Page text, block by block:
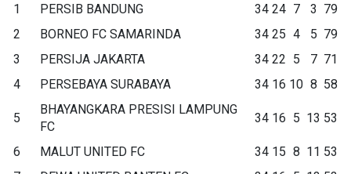
1
PERSIB BANDUNG 34 24 7 3 79
2
BORNEO FC SAMARINDA 34 25 4 5 79
3
PERSIJA JAKARTA 34 22 5 7 71
4
PERSEBAYA SURABAYA 34 16 10 8 58
5
BHAYANGKARA PRESISI LAMPUNG
FC
34 16 5 13 53
6 MALUT UNITED FC 34 15 8 11 53